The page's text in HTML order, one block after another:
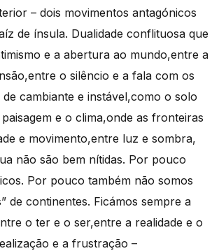
– dois movimentos antagónicos
de ínsula. Dualidade conflituosa que
e a abertura ao mundo,entre a
o silêncio e a fala com os
cambiante e instável,como o solo
e o clima,onde as fronteiras
e movimento,entre luz e sombra,
não são bem nítidas. Por pouco
Por pouco também não somos
de continentes. Ficámos sempre a
o ter e o ser,entre a realidade e o
e a frustração –